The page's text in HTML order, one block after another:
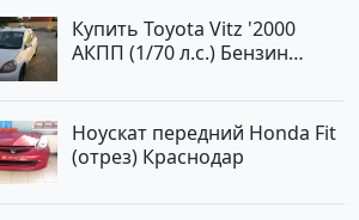
Купить Toyota Vitz '2000
АКПП (1/70 л.с.) Бензин
Белый Хетчбэк по цене
194000 рублей, объявление
№15521 на сайте
Авторынок23
Ноускат передний Honda Fit
(отрез) Краснодар